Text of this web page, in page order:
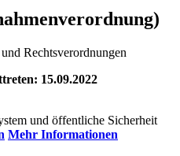
Rechtsverordnungen
15.09.2022
Mehr Informationen